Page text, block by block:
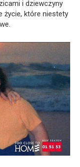
i dziewczyny
życie, które niestety